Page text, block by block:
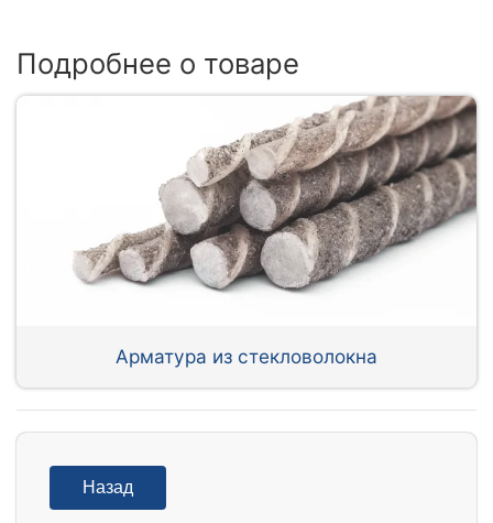
Подробнее о товаре
Арматура из стекловолокна
Назад